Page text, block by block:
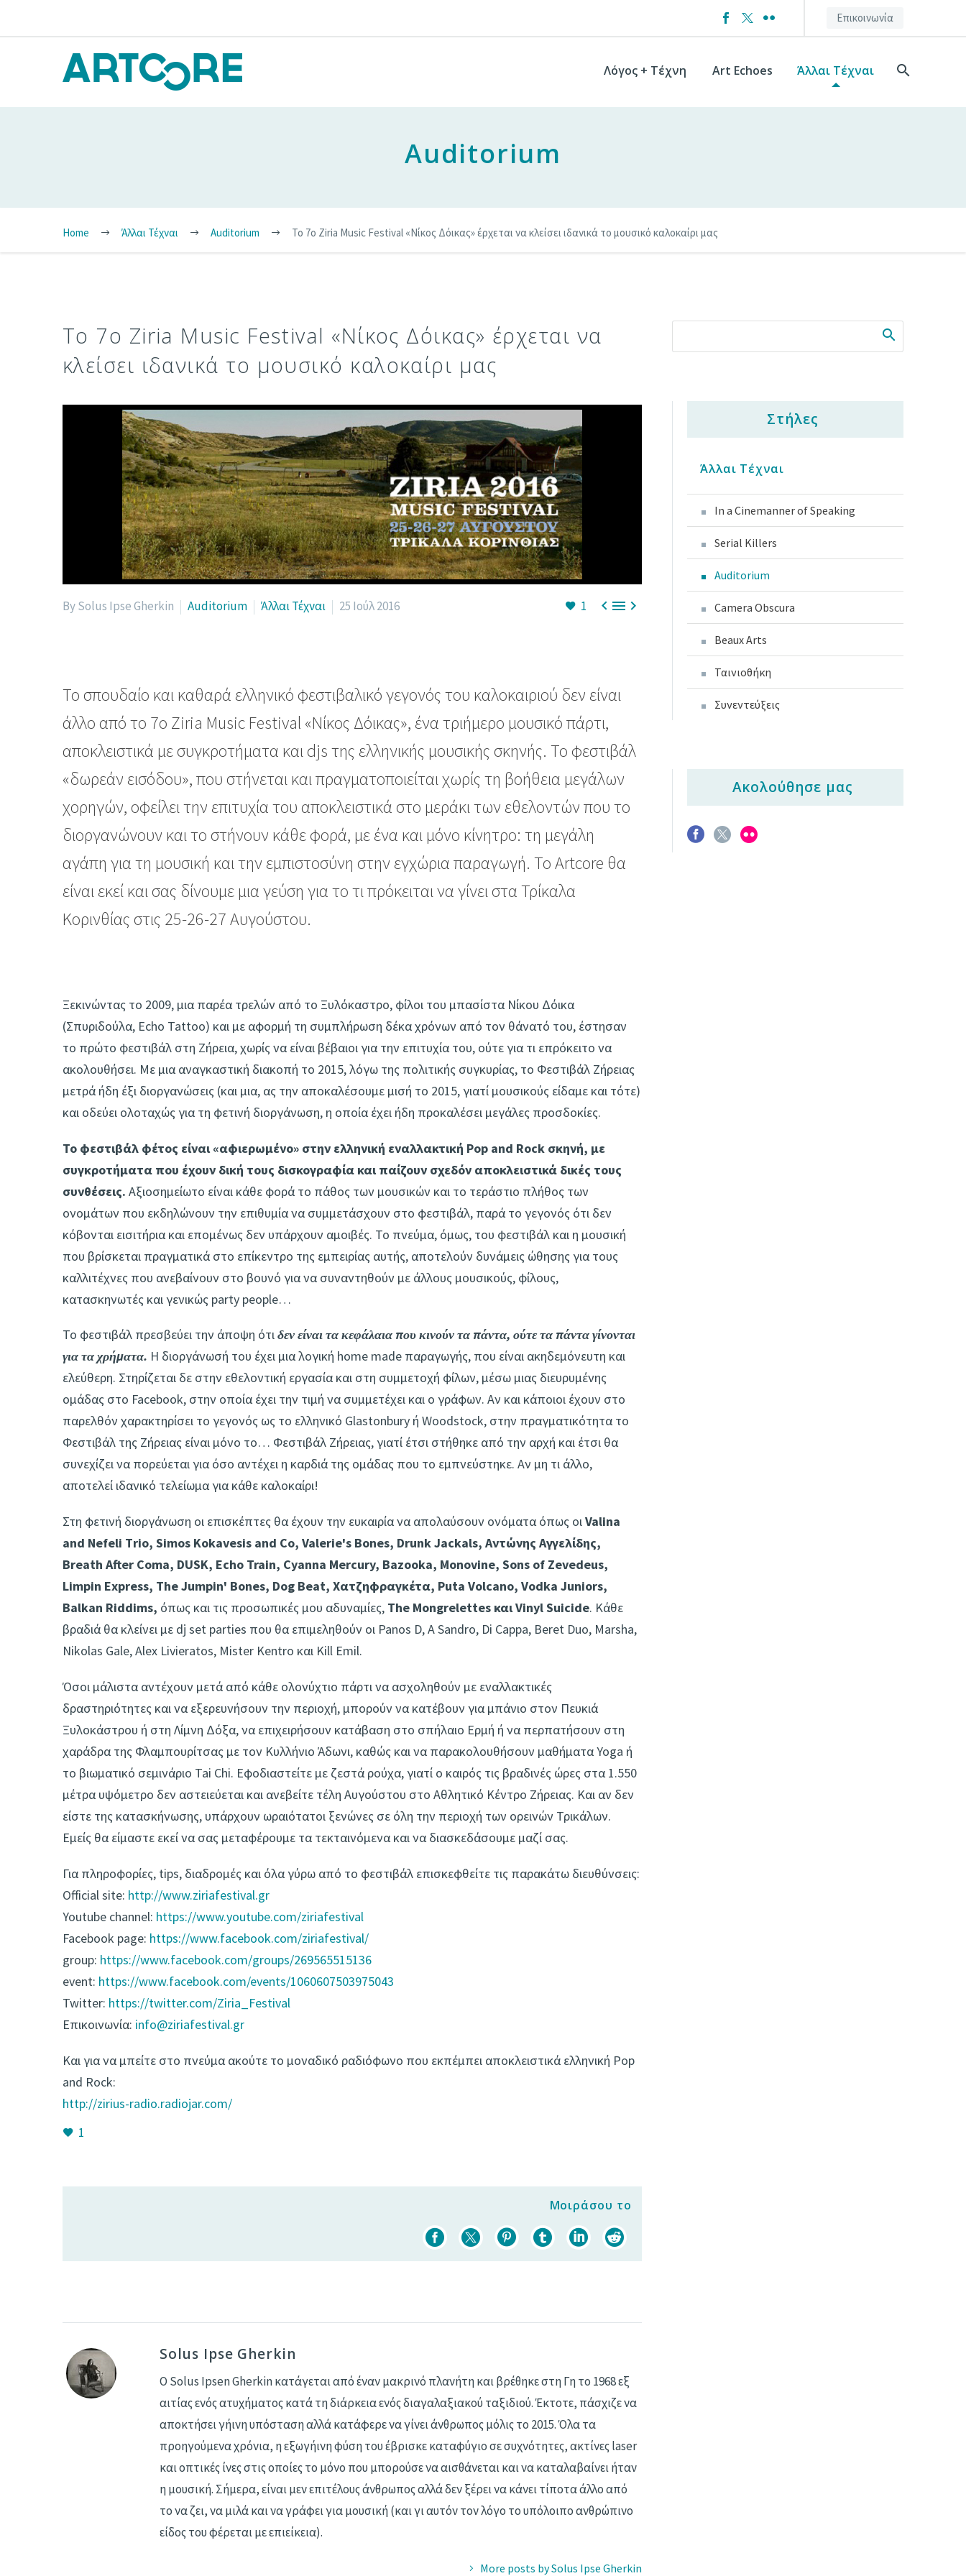
Επικοινωνία
Λόγος + Τέχνη Art Echoes Άλλαι Τέχναι
Auditorium
Home Άλλαι Τέχναι Auditorium To 7o Ziria Music Festival «Νίκος Δόικας» έρχεται να κλείσει ιδανικά το μουσικό καλοκαίρι μας
To 7o Ziria Music Festival «Νίκος Δόικας» έρχεται να
κλείσει ιδανικά το μουσικό καλοκαίρι μας
1 
By Solus Ipse Gherkin Auditorium Άλλαι Τέχναι 25 Ιούλ 2016
Το σπουδαίο και καθαρά ελληνικό φεστιβαλικό γεγονός του καλοκαιριού δεν είναι
άλλο από το 7o Ziria Music Festival «Νίκος Δόικας», ένα τριήμερο μουσικό πάρτι,
αποκλειστικά με συγκροτήματα και djs της ελληνικής μουσικής σκηνής. Το φεστιβάλ
«δωρεάν εισόδου», που στήνεται και πραγματοποιείται χωρίς τη βοήθεια μεγάλων
χορηγών, οφείλει την επιτυχία του αποκλειστικά στο μεράκι των εθελοντών που το
διοργανώνουν και το στήνουν κάθε φορά, με ένα και μόνο κίνητρο: τη μεγάλη
αγάπη για τη μουσική και την εμπιστοσύνη στην εγχώρια παραγωγή. Το Artcore θα
είναι εκεί και σας δίνουμε μια γεύση για το τι πρόκειται να γίνει στα Τρίκαλα
Κορινθίας στις 25-26-27 Αυγούστου.
Ξεκινώντας το 2009, μια παρέα τρελών από το Ξυλόκαστρο, φίλοι του μπασίστα Νίκου Δόικα
(Σπυριδούλα, Echo Tattoo) και με αφορμή τη συμπλήρωση δέκα χρόνων από τον θάνατό του, έστησαν
το πρώτο φεστιβάλ στη Ζήρεια, χωρίς να είναι βέβαιοι για την επιτυχία του, ούτε για τι επρόκειτο να
ακολουθήσει. Με μια αναγκαστική διακοπή το 2015, λόγω της πολιτικής συγκυρίας, το Φεστιβάλ Ζήρειας
μετρά ήδη έξι διοργανώσεις (και μια, ας την αποκαλέσουμε μισή το 2015, γιατί μουσικούς είδαμε και τότε)
και οδεύει ολοταχώς για τη φετινή διοργάνωση, η οποία έχει ήδη προκαλέσει μεγάλες προσδοκίες.
Το φεστιβάλ φέτος είναι «αφιερωμένο» στην ελληνική εναλλακτική Pop and Rock σκηνή, με
συγκροτήματα που έχουν δική τους δισκογραφία και παίζουν σχεδόν αποκλειστικά δικές τους
συνθέσεις. Αξιοσημείωτο είναι κάθε φορά το πάθος των μουσικών και το τεράστιο πλήθος των
ονομάτων που εκδηλώνουν την επιθυμία να συμμετάσχουν στο φεστιβάλ, παρά το γεγονός ότι δεν
κόβονται εισιτήρια και επομένως δεν υπάρχουν αμοιβές. Το πνεύμα, όμως, του φεστιβάλ και η μουσική
που βρίσκεται πραγματικά στο επίκεντρο της εμπειρίας αυτής, αποτελούν δυνάμεις ώθησης για τους
καλλιτέχνες που ανεβαίνουν στο βουνό για να συναντηθούν με άλλους μουσικούς, φίλους,
κατασκηνωτές και γενικώς party people…
Το φεστιβάλ πρεσβεύει την άποψη ότιδεν είναι τα κεφάλαια που κινούν τα πάντα, ούτε τα πάντα γίνονται
για τα χρήματα. Η διοργάνωσή του έχει μια λογική home made παραγωγής, που είναι ακηδεμόνευτη και
ελεύθερη. Στηρίζεται δε στην εθελοντική εργασία και στη συμμετοχή φίλων, μέσω μιας διευρυμένης
ομάδας στο Facebook, στην οποία έχει την τιμή να συμμετέχει και ο γράφων. Αν και κάποιοι έχουν στο
παρελθόν χαρακτηρίσει το γεγονός ως το ελληνικό Glastonbury ή Woodstock, στην πραγματικότητα το
Φεστιβάλ της Ζήρειας είναι μόνο το… Φεστιβάλ Ζήρειας, γιατί έτσι στήθηκε από την αρχή και έτσι θα
συνεχίζει να πορεύεται για όσο αντέχει η καρδιά της ομάδας που το εμπνεύστηκε. Αν μη τι άλλο,
αποτελεί ιδανικό τελείωμα για κάθε καλοκαίρι!
Στη φετινή διοργάνωση οι επισκέπτες θα έχουν την ευκαιρία να απολαύσουν ονόματα όπως οιValina
and Nefeli Τrio, Simos Kokavesis and Co, Valerie's Bones, Drunk Jackals, Αντώνης Αγγελίδης,
Breath Αfter Coma, DUSK, Echo Train, Cyanna Mercury, Bazooka, Monovine, Sons of Zevedeus,
Limpin Εxpress, The Jumpin' Bones, Dog Βeat, Χατζηφραγκέτα, Puta Volcano, Vodka Juniors,
Balkan Riddims, όπως και τις προσωπικές μου αδυναμίες, The Mongrelettes και Vinyl Suicide. Κάθε
βραδιά θα κλείνει με dj set parties που θα επιμεληθούν οι Panos D, A Sandro, Di Cappa, Beret Duo, Marsha,
Nikolas Gale, Alex Livieratos, Mister Kentro και Kill Emil.
Όσοι μάλιστα αντέχουν μετά από κάθε ολονύχτιο πάρτι να ασχοληθούν με εναλλακτικές
δραστηριότητες και να εξερευνήσουν την περιοχή, μπορούν να κατέβουν για μπάνιο στον Πευκιά
Ξυλοκάστρου ή στη Λίμνη Δόξα, να επιχειρήσουν κατάβαση στο σπήλαιο Ερμή ή να περπατήσουν στη
χαράδρα της Φλαμπουρίτσας με τον Κυλλήνιο Άδωνι, καθώς και να παρακολουθήσουν μαθήματα Yoga ή
το βιωματικό σεμινάριο Tai Chi. Εφοδιαστείτε με ζεστά ρούχα, γιατί ο καιρός τις βραδινές ώρες στα 1.550
μέτρα υψόμετρο δεν αστειεύεται και ανεβείτε τέλη Αυγούστου στο Αθλητικό Κέντρο Ζήρειας. Και αν δεν
είστε της κατασκήνωσης, υπάρχουν ωραιότατοι ξενώνες σε όλη την περιοχή των ορεινών Τρικάλων.
Εμείς θα είμαστε εκεί να σας μεταφέρουμε τα τεκταινόμενα και να διασκεδάσουμε μαζί σας.
Για πληροφορίες, tips, διαδρομές και όλα γύρω από το φεστιβάλ επισκεφθείτε τις παρακάτω διευθύνσεις:
Official site: http://www.ziriafestival.gr
Youtube channel: https://www.youtube.com/ziriafestival
Facebook page: https://www.facebook.com/ziriafestival/
group: https://www.facebook.com/groups/269565515136
event: https://www.facebook.com/events/1060607503975043
Twitter: https://twitter.com/Ziria_Festival
Επικοινωνία: info@ziriafestival.gr
Και για να μπείτε στο πνεύμα ακούτε το μοναδικό ραδιόφωνο που εκπέμπει αποκλειστικά ελληνική Pop
and Rock:
http://zirius-radio.radiojar.com/
1
Μοιράσου το
Solus Ipse Gherkin
Ο Solus Ipsen Gherkin κατάγεται από έναν μακρινό πλανήτη και βρέθηκε στη Γη το 1968 εξ
αιτίας ενός ατυχήματος κατά τη διάρκεια ενός διαγαλαξιακού ταξιδιού. Έκτοτε, πάσχιζε να
αποκτήσει γήινη υπόσταση αλλά κατάφερε να γίνει άνθρωπος μόλις το 2015. Όλα τα
προηγούμενα χρόνια, η εξωγήινη φύση του έβρισκε καταφύγιο σε συχνότητες, ακτίνες laser
και οπτικές ίνες στις οποίες το μόνο που μπορούσε να αισθάνεται και να καταλαβαίνει ήταν
η μουσική. Σήμερα, είναι μεν επιτέλους άνθρωπος αλλά δεν ξέρει να κάνει τίποτα άλλο από
το να ζει, να μιλά και να γράφει για μουσική (και γι αυτόν τον λόγο το υπόλοιπο ανθρώπινο
είδος του φέρεται με επιείκεια).
More posts by Solus Ipse Gherkin
Στήλες
Άλλαι Τέχναι
In a Cinemanner of Speaking
Serial Killers
Auditorium
Camera Obscura
Beaux Arts
Ταινιοθήκη
Συνεντεύξεις
Ακολούθησε μας